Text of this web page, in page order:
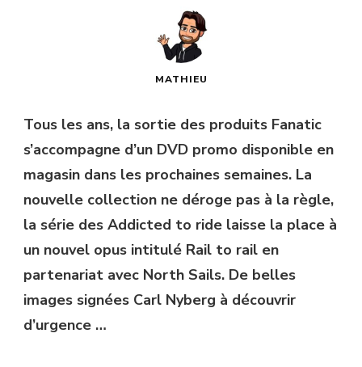
MATHIEU
Tous les ans, la sortie des produits Fanatic
s’accompagne d’un DVD promo disponible en
magasin dans les prochaines semaines. La
nouvelle collection ne déroge pas à la règle,
la série des Addicted to ride laisse la place à
un nouvel opus intitulé Rail to rail en
partenariat avec North Sails. De belles
images signées Carl Nyberg à découvrir
d’urgence …